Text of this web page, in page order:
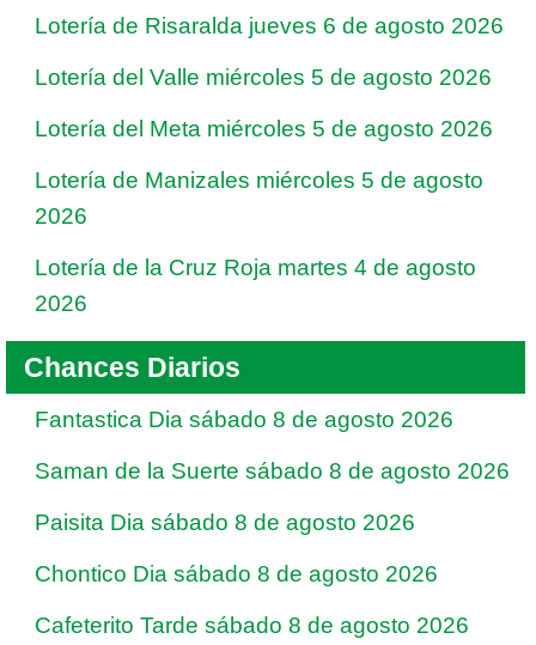
Lotería de Risaralda jueves 6 de agosto 2026
Lotería del Valle miércoles 5 de agosto 2026
Lotería del Meta miércoles 5 de agosto 2026
Lotería de Manizales miércoles 5 de agosto
2026
Lotería de la Cruz Roja martes 4 de agosto
2026
Chances Diarios
Fantastica Dia sábado 8 de agosto 2026
Saman de la Suerte sábado 8 de agosto 2026
Paisita Dia sábado 8 de agosto 2026
Chontico Dia sábado 8 de agosto 2026
Cafeterito Tarde sábado 8 de agosto 2026